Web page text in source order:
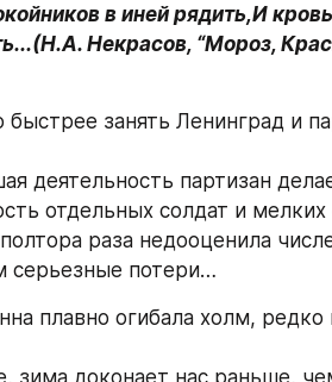
в иней рядить,И
Некрасов, “Мороз,
занять Ленинград и
деятельность партизан
отдельных солдат и
раза недооценила
серьезные потери…
плавно огибала холм,
зима доконает нас раньше,